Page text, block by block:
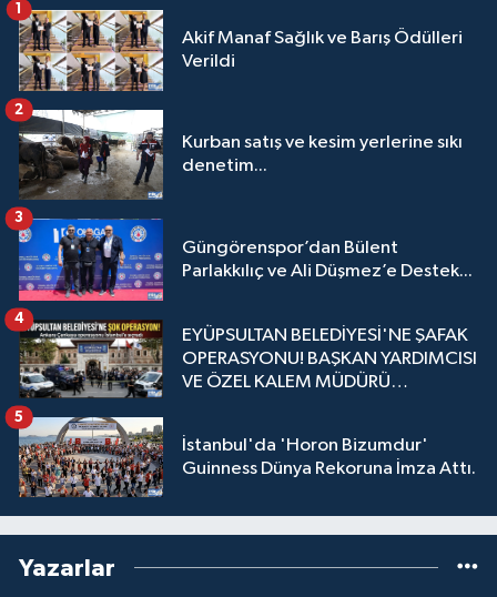
Akif Manaf Sağlık ve Barış Ödülleri
Verildi
1
Kurban satış ve kesim yerlerine sıkı
denetim...
2
Güngörenspor’dan Bülent
Parlakkılıç ve Ali Düşmez’e Destek...
3
EYÜPSULTAN BELEDİYESİ'NE ŞAFAK
OPERASYONU! BAŞKAN YARDIMCISI
VE ÖZEL KALEM MÜDÜRÜ
4
İstanbul'da 'Horon Bizumdur'
Guinness Dünya Rekoruna İmza Attı.
5
Yazarlar